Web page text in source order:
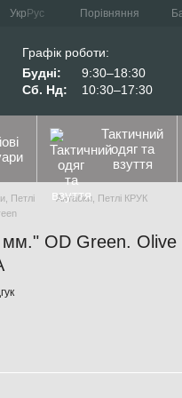
Укр Рус Порівняння
Графік роботи:
Будні:
9:30–18:30
Сб. Нд:
10:30–17:30
Тактичний
одяг та
взуття
Петлі
Антабки, Петлі КРУК
OD Green. Olive